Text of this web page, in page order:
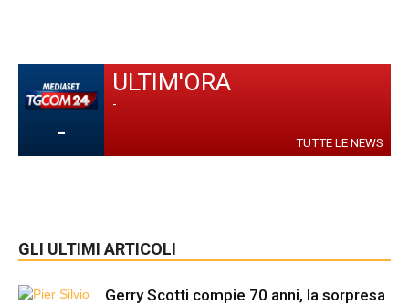
-
ULTIM'ORA
-
TUTTE LE NEWS
GLI ULTIMI ARTICOLI
Gerry Scotti compie 70 anni, la sorpresa